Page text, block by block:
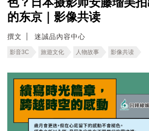
的东京｜影像共读
撰文 迷誠品內容中心
影音3C 旅遊文化 人物故事 影像共读